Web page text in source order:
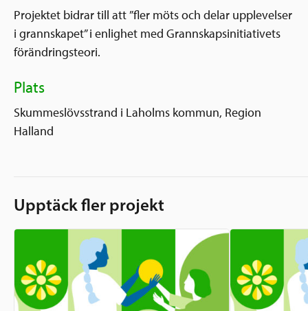
Projektet bidrar till att ”fler möts och delar upplevelser
i grannskapet” i enlighet med Grannskapsinitiativets
förändringsteori.
Plats
Skummeslövsstrand i Laholms kommun, Region
Halland
Upptäck fler projekt